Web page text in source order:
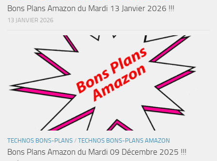
Bons Plans Amazon du Mardi 13 Janvier 2026 !!!
13 JANVIER 2026
TECHNOS BONS-PLANS / TECHNOS BONS-PLANS AMAZON
Bons Plans Amazon du Mardi 09 Décembre 2025 !!!